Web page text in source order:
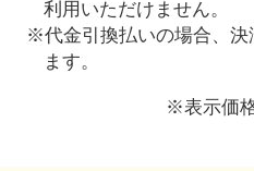
利用いただけません。
※代金引換払いの場合、決
ます。
※表示価